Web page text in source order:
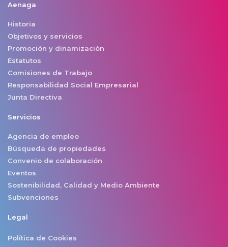
Aenaga
Historia
Objetivos y servicios
Promoción y dinamización
Estatutos
Comisiones de Trabajo
Responsabilidad Social Empresarial
Junta Directiva
Servicios
Agencia de empleo
Búsqueda de propiedades
Convenio de colaboración
Eventos
Sostenibilidad, Calidad y Medio Ambiente
Subvenciones
Legal
Política de Cookies